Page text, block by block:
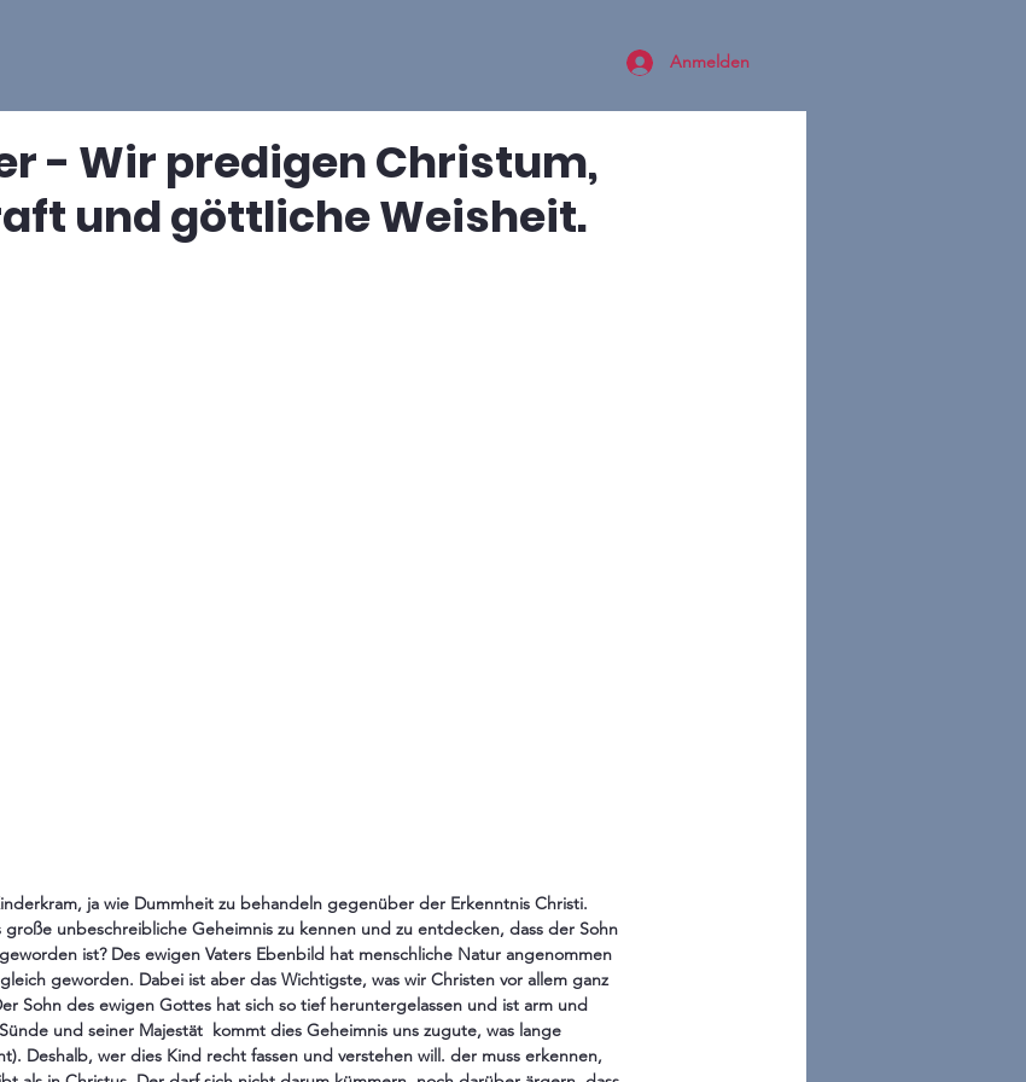
Anmelden
- Wir predigen Christum,
und göttliche Weisheit.
ja wie Dummheit zu behandeln gegenüber der Erkenntnis Christi.
große unbeschreibliche Geheimnis zu kennen und zu entdecken, dass der Sohn
ist? Des ewigen Vaters Ebenbild hat menschliche Natur angenommen
geworden. Dabei ist aber das Wichtigste, was wir Christen vor allem ganz
Sohn des ewigen Gottes hat sich so tief heruntergelassen und ist arm und
und seiner Majestät  kommt dies Geheimnis uns zugute, was lange
Deshalb, wer dies Kind recht fassen und verstehen will. der muss erkennen,